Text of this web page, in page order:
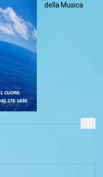
della Musica